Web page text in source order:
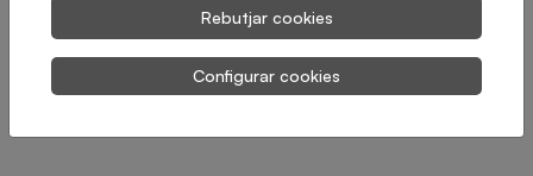
Rebutjar cookies
Configurar cookies